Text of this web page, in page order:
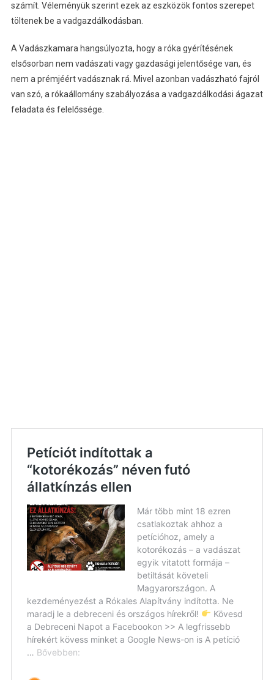
számít. Véleményük szerint ezek az eszközök fontos szerepet
töltenek be a vadgazdálkodásban.
A Vadászkamara hangsúlyozta, hogy a róka gyérítésének
elsősorban nem vadászati vagy gazdasági jelentősége van, és
nem a prémjéért vadásznak rá. Mivel azonban vadászható fajról
van szó, a rókaállomány szabályozása a vadgazdálkodási ágazat
feladata és felelőssége.